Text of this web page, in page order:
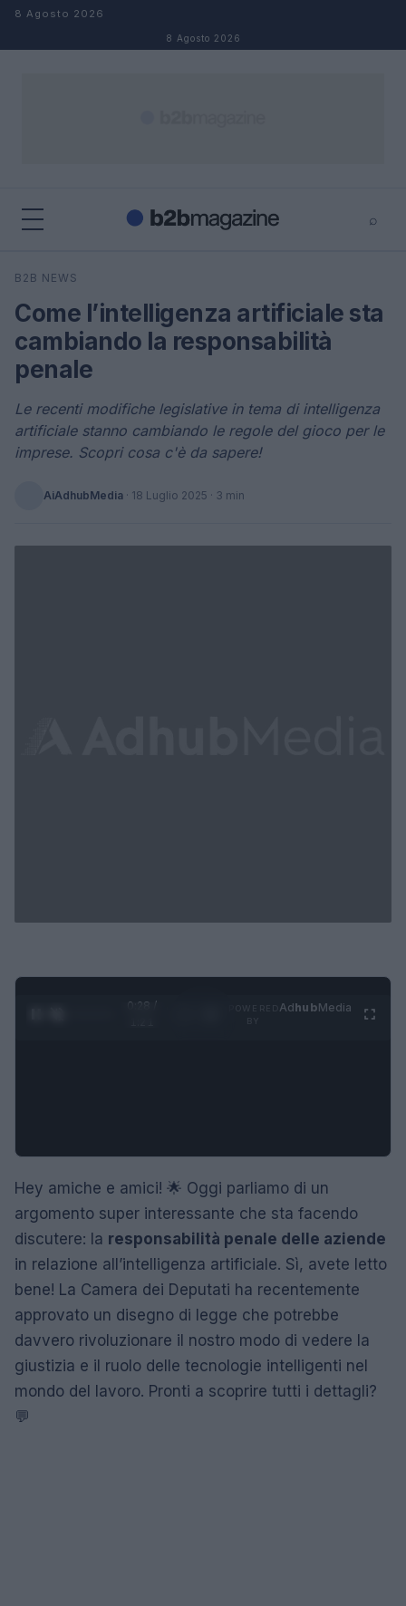
Salta al contenuto
8 Agosto 2026
8 Agosto 2026
⌕
Cerca
B2B NEWS
Come l’intelligenza artificiale sta
cambiando la responsabilità
penale
Le recenti modifiche legislative in tema di intelligenza
artificiale stanno cambiando le regole del gioco per le
imprese. Scopri cosa c'è da sapere!
AiAdhubMedia · 18 Luglio 2025 · 3 min
0:29 /
AdhubMedia
Hey amiche e amici! 🌟 Oggi parliamo di un
argomento super interessante che sta facendo
discutere: la responsabilità penale delle aziende
in relazione all’intelligenza artificiale. Sì, avete letto
bene! La Camera dei Deputati ha recentemente
approvato un disegno di legge che potrebbe
davvero rivoluzionare il nostro modo di vedere la
giustizia e il ruolo delle tecnologie intelligenti nel
mondo del lavoro. Pronti a scoprire tutti i dettagli?
💬